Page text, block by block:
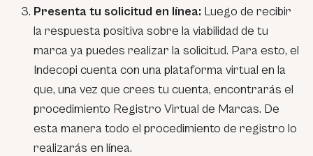
Presenta tu solicitud en línea: Luego de recibir
la respuesta positiva sobre la viabilidad de tu
marca ya puedes realizar la solicitud. Para esto, el
Indecopi cuenta con una plataforma virtual en la
que, una vez que crees tu cuenta, encontrarás el
procedimiento Registro Virtual de Marcas. De
esta manera todo el procedimiento de registro lo
realizarás en línea.